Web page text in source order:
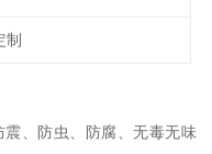
制
、防虫、防腐、无毒无味